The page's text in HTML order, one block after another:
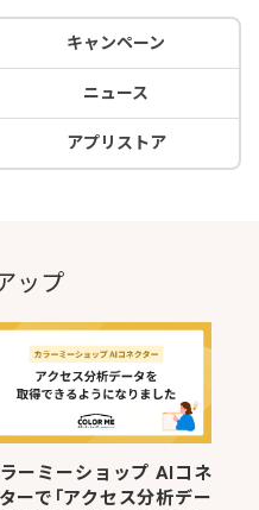
キャンペーン
ニュース
アプリストア
ップ
ーミーショップ AIコネ
ーで「アクセス分析デー